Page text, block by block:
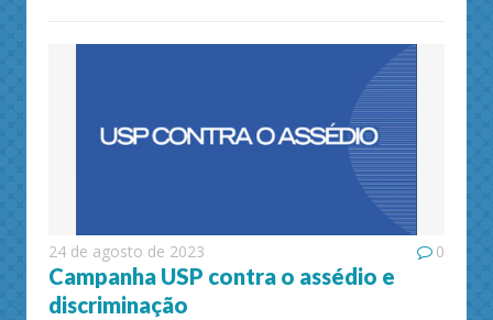
24 de agosto de 2023 0
Campanha USP contra o assédio e
discriminação